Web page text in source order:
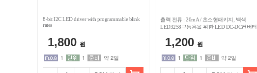
8-bit I2C LED driver with programmable blink
rates
1,800 원
1 1 약 2일
출력 전류 : 20mA / 초소형패키지, 백색
LED3258구동용을 위한 LED DC-DC컨버터,
솔루션
1,200 원
1 1 약 2일